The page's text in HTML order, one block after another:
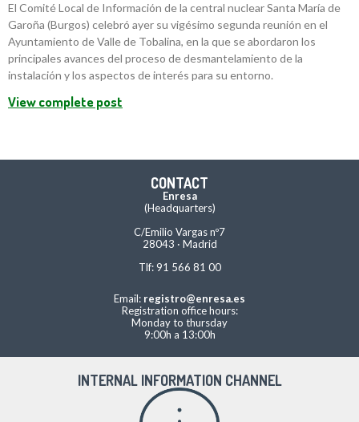
El Comité Local de Información de la central nuclear Santa María de
Garoña (Burgos) celebró ayer su vigésimo segunda reunión en el
Ayuntamiento de Valle de Tobalina, en la que se abordaron los
principales avances del proceso de desmantelamiento de la
instalación y los aspectos de interés para su entorno.
View complete post
CONTACT
Enresa
(Headquarters)
C/Emilio Vargas nº7
28043 · Madrid
Tlf: 91 566 81 00
Email: registro@enresa.es
Registration office hours:
Monday to thursday
9:00h a 13:00h
INTERNAL INFORMATION CHANNEL